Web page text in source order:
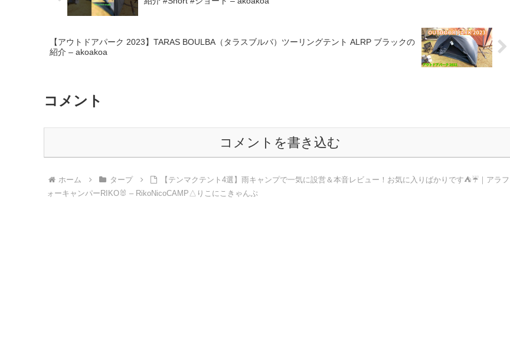
【アウトドアパーク 2023】TARAS BOULBA（タラスブルバ）ツーリングテント ALRP ブラックの
紹介 – akoakoa
コメント
コメントを書き込む
ホーム タープ
【テンマクテント4選】雨キャンプで一気に設営＆本音レビュー！お気に入りばかりです⛺☔️｜アラフ
ォーキャンパーRIKO🐰 – RikoNicoCAMP△りこにこきゃんぷ